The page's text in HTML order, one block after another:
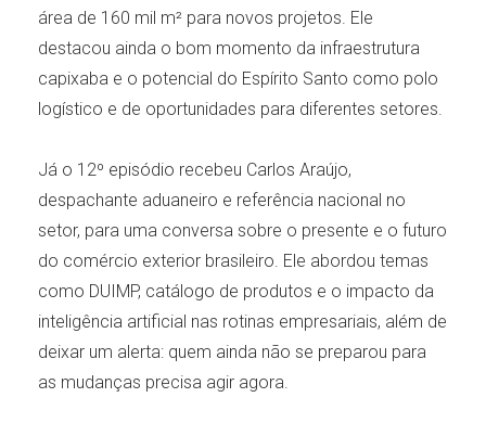
área de 160 mil m² para novos projetos. Ele
destacou ainda o bom momento da infraestrutura
capixaba e o potencial do Espírito Santo como polo
logístico e de oportunidades para diferentes setores.
Já o 12º episódio recebeu Carlos Araújo,
despachante aduaneiro e referência nacional no
setor, para uma conversa sobre o presente e o futuro
do comércio exterior brasileiro. Ele abordou temas
como DUIMP, catálogo de produtos e o impacto da
inteligência artificial nas rotinas empresariais, além de
deixar um alerta: quem ainda não se preparou para
as mudanças precisa agir agora.